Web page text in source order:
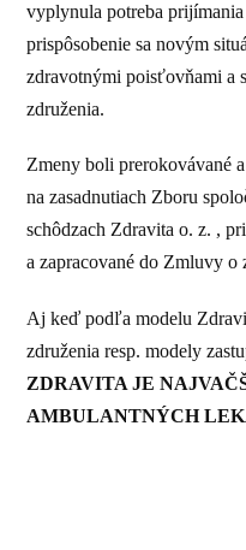
vyplynula potreba
prispôsobenie sa novým
zdravotnými poisťovňami a
združenia.
Zmeny boli prerokovávané
na zasadnutiach Zboru
schôdzach Zdravita o. z. ,
a zapracované do Zmluvy o
Aj keď podľa modelu
združenia resp. modely
ZDRAVITA JE
AMBULANTNÝCH